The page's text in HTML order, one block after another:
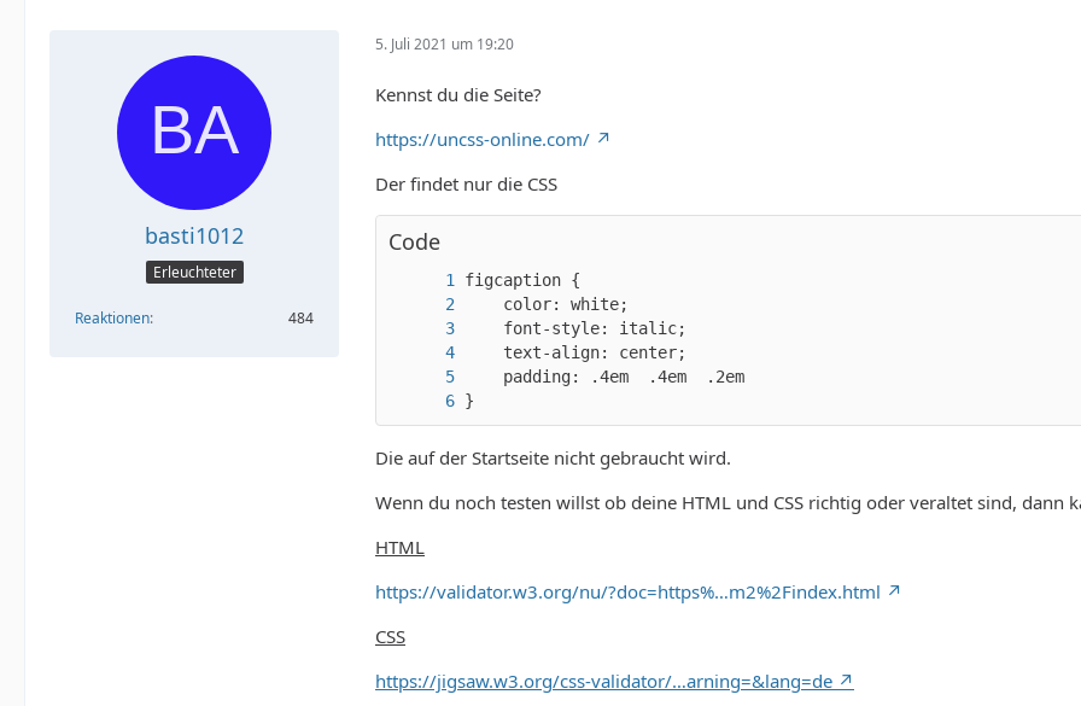
basti1012
Erleuchteter
Reaktionen 484
5. Juli 2021 um 19:20
Kennst du die Seite?
https://uncss-online.com/
Der findet nur die CSS
Code
}
Die auf der Startseite nicht gebraucht wird.
Wenn du noch testen willst ob deine HTML und CSS richtig oder veraltet sind, dann
HTML
https://validator.w3.org/nu/?doc=https%…m2%2Findex.html
CSS
https://jigsaw.w3.org/css-validator/…arning=&lang=de